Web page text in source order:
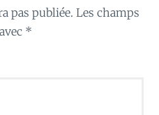
pas publiée. Les champs
*